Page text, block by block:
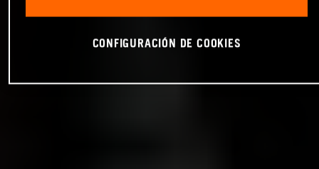
CONFIGURACIÓN DE COOKIES